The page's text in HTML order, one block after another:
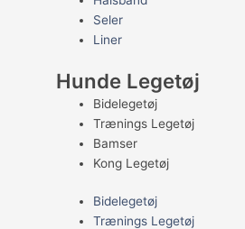
Seler
Liner
Hunde Legetøj
Bidelegetøj
Trænings Legetøj
Bamser
Kong Legetøj
Bidelegetøj
Trænings Legetøj